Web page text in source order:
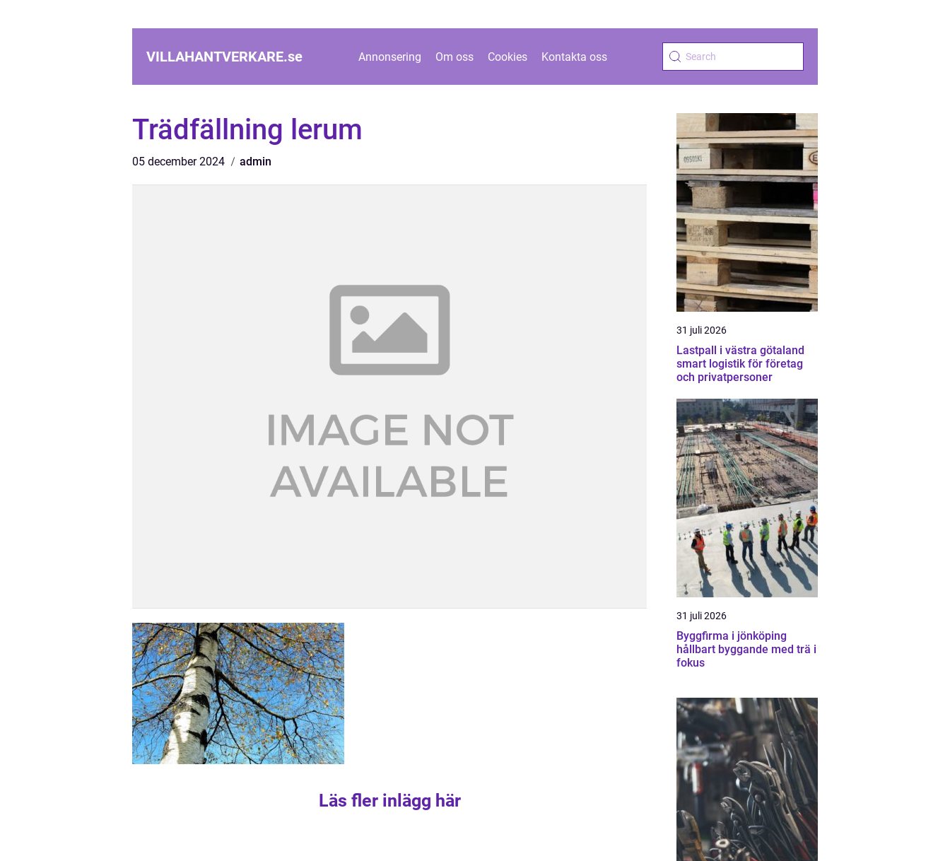
VILLAHANTVERKARE.se Annonsering Om oss Cookies Kontakta oss
Trädfällning lerum
05 december 2024 admin
Läs fler inlägg här
31 juli 2026
Lastpall i västra götaland
smart logistik för företag
och privatpersoner
31 juli 2026
Byggfirma i jönköping
hållbart byggande med trä i
fokus